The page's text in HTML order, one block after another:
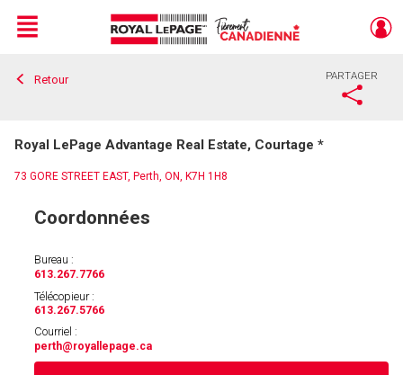
Live
En Direct
Menu
Retour PARTAGER
Royal LePage Advantage Real Estate, Courtage *
73 GORE STREET EAST, Perth, ON, K7H 1H8
Coordonnées
Bureau :
613.267.7766
Télécopieur :
613.267.5766
Courriel :
perth@royallepage.ca